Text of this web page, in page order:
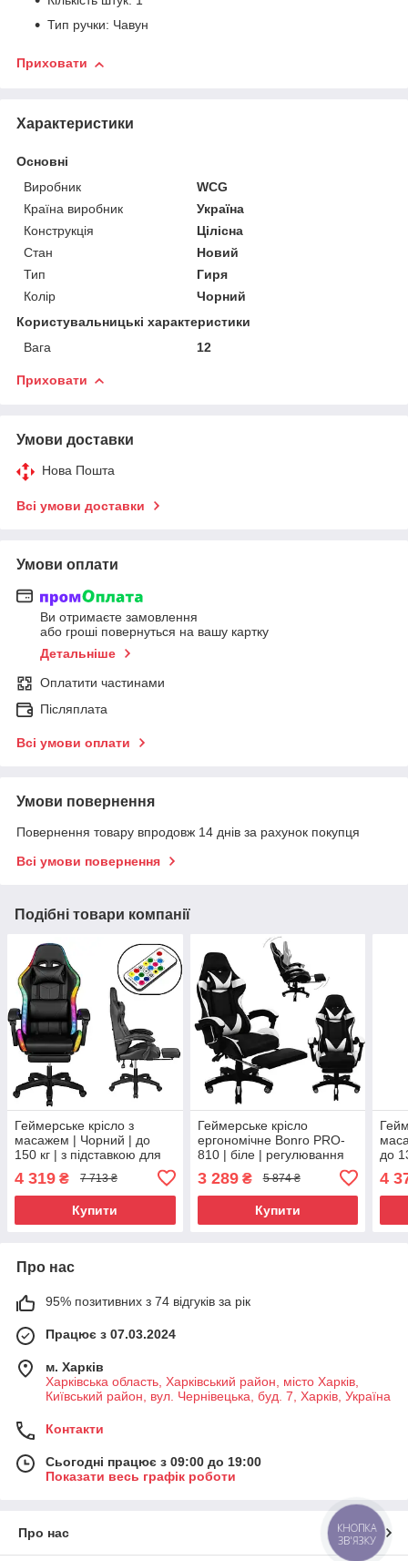
Тип ручки: Чавун
Приховати
Характеристики
Основні
Виробник
WCG
Країна виробник
Україна
Конструкція
Цілісна
Стан
Новий
Тип
Гиря
Колір
Чорний
Користувальницькі характеристики
Вага
12
Приховати
Умови доставки
Нова Пошта
Всі умови доставки
Умови оплати
Ви отримаєте замовлення
або гроші повернуться на вашу картку
Детальніше
Оплатити частинами
Післяплата
Всі умови оплати
Умови повернення
Повернення товару впродовж 14 днів за рахунок покупця
Всі умови повернення
Подібні товари компанії
Геймерське крісло з
масажем | Чорний | до
150 кг | з підставкою для
для гри та роботи
4 319 ₴ 7 713 ₴
Купити
Геймерське крісло
ергономічне Bonro PRO-
810 | біле | регулювання
висоти, підставка для ніг,
дві подушки
3 289₴ 5 874 ₴
Купити
до
4
Про нас
95% позитивних з 74 відгуків за рік
Працює з 07.03.2024
м. Харків
Харківська область, Харківський район, місто Харків,
Київський район, вул. Чернівецька, буд. 7, Харків, Україна
Контакти
Сьогодні працює з 09:00 до 19:00
Показати весь графік роботи
Про нас
КНОПКА
ЗВ'ЯЗКУ